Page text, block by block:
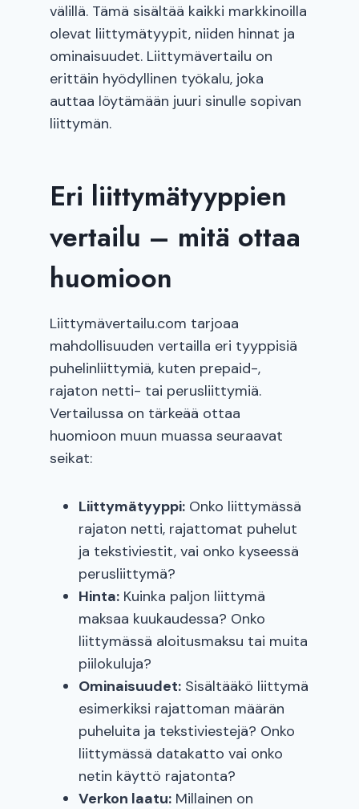
välillä. Tämä sisältää kaikki markkinoilla
olevat liittymätyypit, niiden hinnat ja
ominaisuudet. Liittymävertailu on
erittäin hyödyllinen työkalu, joka
auttaa löytämään juuri sinulle sopivan
liittymän.
Eri liittymätyyppien
vertailu – mitä ottaa
huomioon
Liittymävertailu.com tarjoaa
mahdollisuuden vertailla eri tyyppisiä
puhelinliittymiä, kuten prepaid-,
rajaton netti- tai perusliittymiä.
Vertailussa on tärkeää ottaa
huomioon muun muassa seuraavat
seikat:
Liittymätyyppi: Onko liittymässä
rajaton netti, rajattomat puhelut
ja tekstiviestit, vai onko kyseessä
perusliittymä?
Hinta: Kuinka paljon liittymä
maksaa kuukaudessa? Onko
liittymässä aloitusmaksu tai muita
piilokuluja?
Ominaisuudet: Sisältääkö liittymä
esimerkiksi rajattoman määrän
puheluita ja tekstiviestejä? Onko
liittymässä datakatto vai onko
netin käyttö rajatonta?
Verkon laatu: Millainen on